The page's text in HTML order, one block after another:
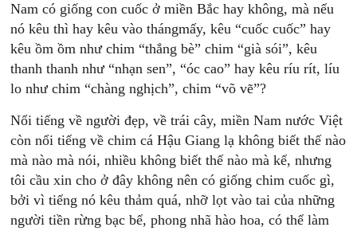
Nam có giống con cuốc ở miền Bắc hay không, mà nếu
nó kêu thì hay kêu vào thángmấy, kêu “cuốc cuốc” hay
kêu ồm ồm như chim “thắng bè” chim “già sói”, kêu
thanh thanh như “nhạn sen”, “óc cao” hay kêu ríu rít, líu
lo như chim “chàng nghịch”, chim “võ vẽ”?
Nổi tiếng về người đẹp, về trái cây, miền Nam nước Việt
còn nổi tiếng về chim cá Hậu Giang lạ không biết thế nào
mà nào mà nói, nhiều không biết thế nào mà kể, nhưng
tôi cầu xin cho ở đây không nên có giống chim cuốc gì,
bởi vì tiếng nó kêu thảm quá, nhỡ lọt vào tai của những
người tiền rừng bạc bể, phong nhã hào hoa, có thể làm